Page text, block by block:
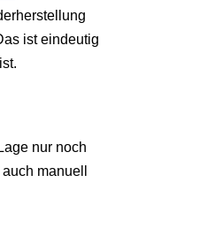
ist eindeutig
ist.
nur noch
manuell